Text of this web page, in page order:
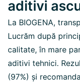
aditivi
La BIOGENA,
Lucrăm după
calitate, în mare
aditivi tehnici.
(97%) și